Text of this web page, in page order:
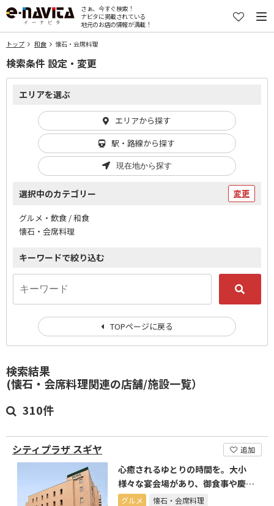
さぁ、今すぐ検索！
ナビタに掲載されている
地元のお店の情報が満載！
トップ 和食 懐石・会席料理
検索結果
(懐石・会席料理関連の店舗/施設一覧）
310件
シティプラザ スギヤ 追加
心癒されるゆとりの時間を。大小
様々な宴会場があり、御食事や慶弔
行事もご対応いたします。
グルメ 懐石・会席料理
検索条件 設定・変更
エリアを選ぶ
エリアから探す
駅・路線から探す
現在地から探す
選択中のカテゴリー 変更
グルメ・飲食 / 和食
懐石・会席料理
キーワードで絞り込む
TOPページに戻る